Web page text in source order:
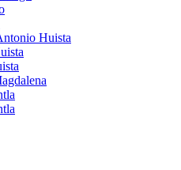
Huista